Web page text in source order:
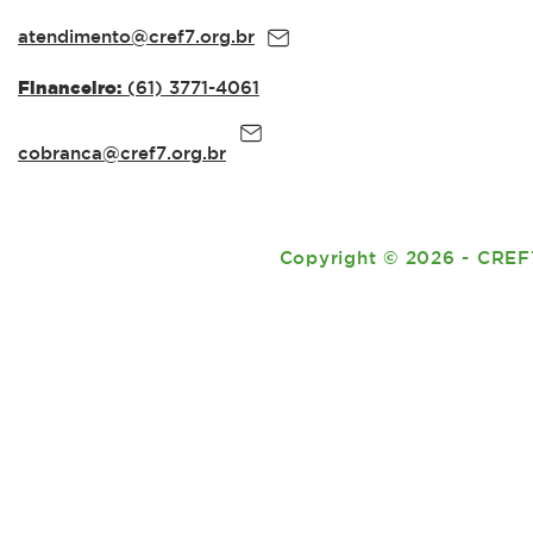
Público
atendimento@cref7.org.br
Financeiro: (61) 3771-4061
cobranca@cref7.org.br
Copyright© 2026 -